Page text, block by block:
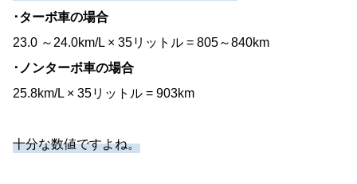
･ターボ車の場合
23.0 ～24.0km/L × 35リットル = 805～840km
･ノンターボ車の場合
25.8km/L × 35リットル = 903km
十分な数値ですよね。